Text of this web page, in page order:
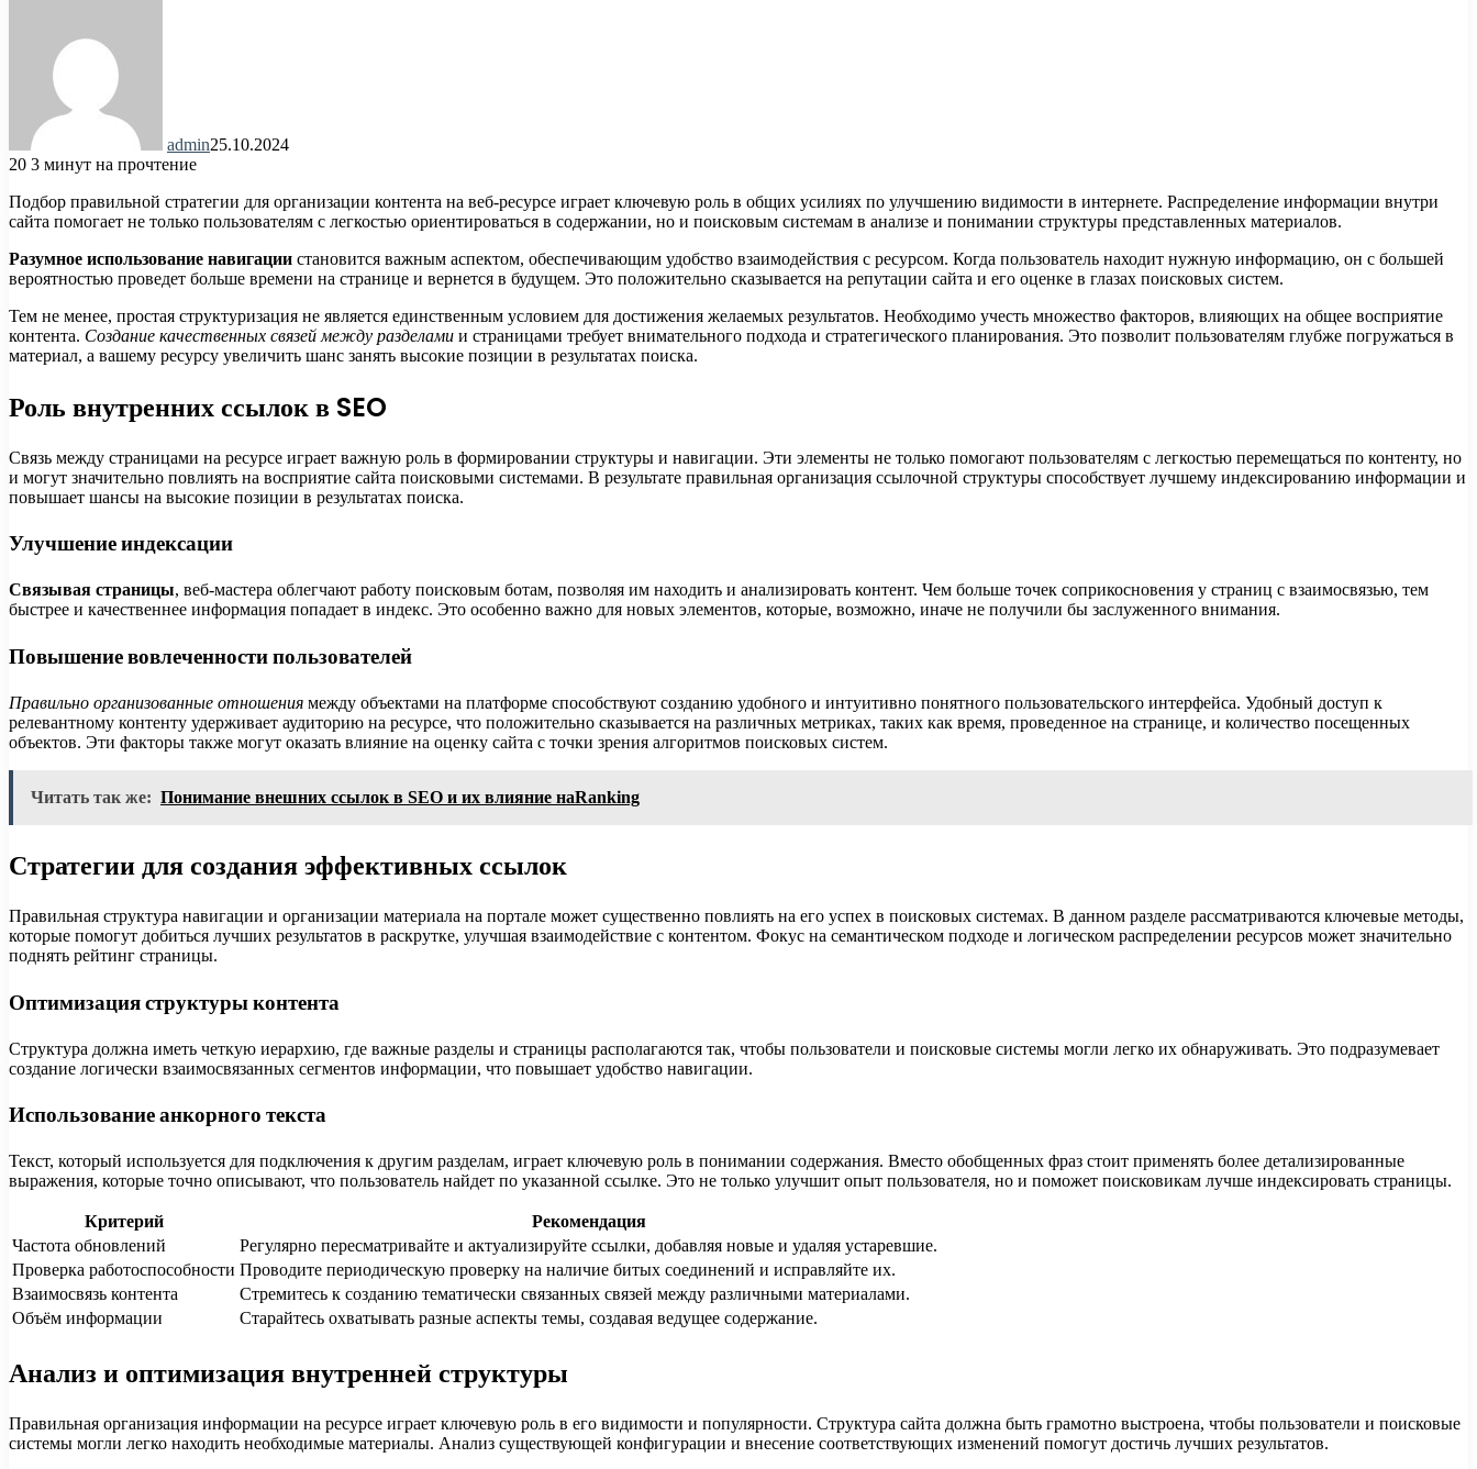
admin25.10.2024
20 3 минут на прочтение
Подбор правильной стратегии для организации контента на веб-ресурсе играет ключевую роль в общих усилиях по улучшению видимости в интернете. Распределение информации внутри
сайта помогает не только пользователям с легкостью ориентироваться в содержании, но и поисковым системам в анализе и понимании структуры представленных материалов.
Разумное использование навигации становится важным аспектом, обеспечивающим удобство взаимодействия с ресурсом. Когда пользователь находит нужную информацию, он с большей
вероятностью проведет больше времени на странице и вернется в будущем. Это положительно сказывается на репутации сайта и его оценке в глазах поисковых систем.
Тем не менее, простая структуризация не является единственным условием для достижения желаемых результатов. Необходимо учесть множество факторов, влияющих на общее восприятие
контента. Создание качественных связей между разделами и страницами требует внимательного подхода и стратегического планирования. Это позволит пользователям глубже погружаться в
материал, а вашему ресурсу увеличить шанс занять высокие позиции в результатах поиска.
Роль внутренних ссылок в SEO
Связь между страницами на ресурсе играет важную роль в формировании структуры и навигации. Эти элементы не только помогают пользователям с легкостью перемещаться по контенту, но
и могут значительно повлиять на восприятие сайта поисковыми системами. В результате правильная организация ссылочной структуры способствует лучшему индексированию информации и
повышает шансы на высокие позиции в результатах поиска.
Улучшение индексации
Связывая страницы, веб-мастера облегчают работу поисковым ботам, позволяя им находить и анализировать контент. Чем больше точек соприкосновения у страниц с взаимосвязью, тем
быстрее и качественнее информация попадает в индекс. Это особенно важно для новых элементов, которые, возможно, иначе не получили бы заслуженного внимания.
Повышение вовлеченности пользователей
Правильно организованные отношения между объектами на платформе способствуют созданию удобного и интуитивно понятного пользовательского интерфейса. Удобный доступ к
релевантному контенту удерживает аудиторию на ресурсе, что положительно сказывается на различных метриках, таких как время, проведенное на странице, и количество посещенных
объектов. Эти факторы также могут оказать влияние на оценку сайта с точки зрения алгоритмов поисковых систем.
Читать так же: Понимание внешних ссылок в SEO и их влияние наRanking
Стратегии для создания эффективных ссылок
Правильная структура навигации и организации материала на портале может существенно повлиять на его успех в поисковых системах. В данном разделе рассматриваются ключевые методы,
которые помогут добиться лучших результатов в раскрутке, улучшая взаимодействие с контентом. Фокус на семантическом подходе и логическом распределении ресурсов может значительно
поднять рейтинг страницы.
Оптимизация структуры контента
Структура должна иметь четкую иерархию, где важные разделы и страницы располагаются так, чтобы пользователи и поисковые системы могли легко их обнаруживать. Это подразумевает
создание логически взаимосвязанных сегментов информации, что повышает удобство навигации.
Использование анкорного текста
Текст, который используется для подключения к другим разделам, играет ключевую роль в понимании содержания. Вместо обобщенных фраз стоит применять более детализированные
выражения, которые точно описывают, что пользователь найдет по указанной ссылке. Это не только улучшит опыт пользователя, но и поможет поисковикам лучше индексировать страницы.
Критерий
Рекомендация
Частота обновлений
Регулярно пересматривайте и актуализируйте ссылки, добавляя новые и удаляя устаревшие.
Проверка работоспособности Проводите периодическую проверку на наличие битых соединений и исправляйте их.
Взаимосвязь контента
Стремитесь к созданию тематически связанных связей между различными материалами.
Объём информации
Старайтесь охватывать разные аспекты темы, создавая ведущее содержание.
Анализ и оптимизация внутренней структуры
Правильная организация информации на ресурсе играет ключевую роль в его видимости и популярности. Структура сайта должна быть грамотно выстроена, чтобы пользователи и поисковые
системы могли легко находить необходимые материалы. Анализ существующей конфигурации и внесение соответствующих изменений помогут достичь лучших результатов.